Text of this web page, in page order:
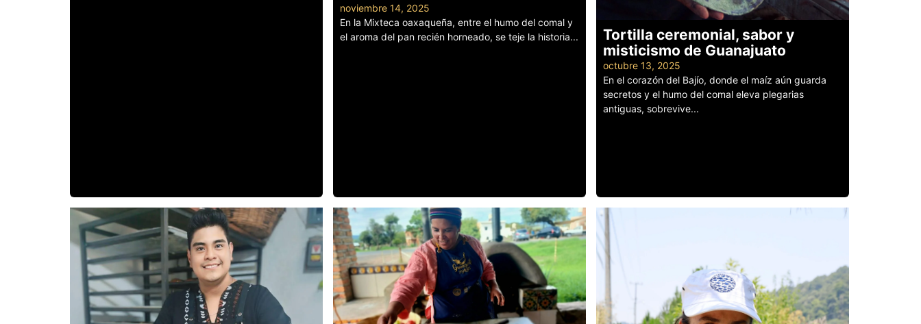
noviembre 14, 2025
En la Mixteca oaxaqueña, entre el humo del comal y
el aroma del pan recién horneado, se teje la historia...
Tortilla ceremonial, sabor y
misticismo de Guanajuato
octubre 13, 2025
En el corazón del Bajío, donde el maíz aún guarda
secretos y el humo del comal eleva plegarias
antiguas, sobrevive...